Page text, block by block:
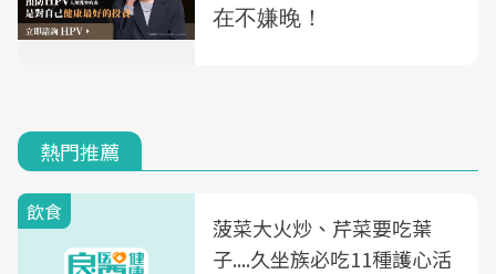
熱門推薦
飲食
菠菜大火炒、芹菜要吃葉
子....久坐族必吃11種護心活